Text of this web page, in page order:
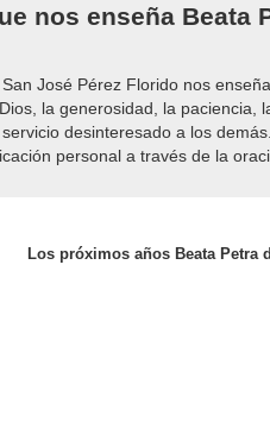
nos enseña Beata
José Pérez Florido nos
la generosidad, la paciencia,
desinteresado a los
personal a través de la
Los próximos años Beata Petra